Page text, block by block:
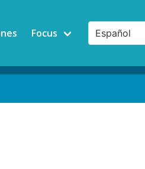
Focus